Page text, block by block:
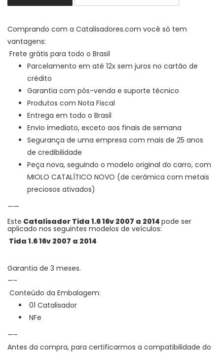
Comprando com a Catalisadores.com você só tem
vantagens:
Frete grátis para todo o Brasil
Parcelamento em até 12x sem juros no cartão de
crédito
Garantia com pós-venda e suporte técnico
Produtos com Nota Fiscal
Entrega em todo o Brasil
Envio imediato, exceto aos finais de semana
Segurança de uma empresa com mais de 25 anos
de credibilidade
Peça nova, seguindo o modelo original do carro, com
MIOLO CATALÍTICO NOVO (de cerâmica com metais
preciosos ativados)
——
Este Catalisador Tida 1.6 16v 2007 a 2014 pode ser
aplicado nos seguintes modelos de veículos:
Tida 1.6 16v 2007 a 2014
Garantia de 3 meses.
—-
Conteúdo da Embalagem:
01 Catalisador
NFe
—–
Antes da compra, para certificarmos a compatibilidade do